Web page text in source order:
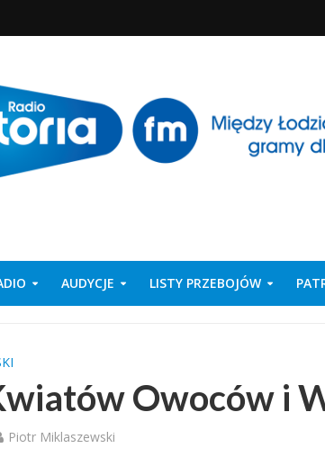
AUDYCJE LISTY PRZEBOJÓW
Owoców i
Piotr Miklaszewski